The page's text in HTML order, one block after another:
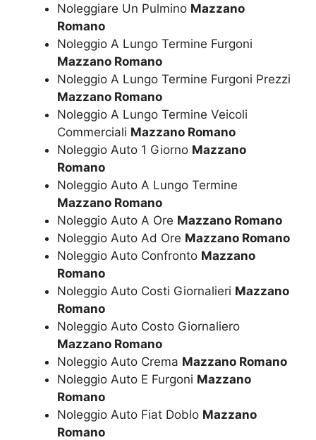
Noleggiare Un Pulmino Mazzano
Romano
Noleggio A Lungo Termine Furgoni
Mazzano Romano
Noleggio A Lungo Termine Furgoni Prezzi
Mazzano Romano
Noleggio A Lungo Termine Veicoli
Commerciali Mazzano Romano
Noleggio Auto 1 Giorno Mazzano
Romano
Noleggio Auto A Lungo Termine
Mazzano Romano
Noleggio Auto A Ore Mazzano Romano
Noleggio Auto Ad Ore Mazzano Romano
Noleggio Auto Confronto Mazzano
Romano
Noleggio Auto Costi Giornalieri Mazzano
Romano
Noleggio Auto Costo Giornaliero
Mazzano Romano
Noleggio Auto Crema Mazzano Romano
Noleggio Auto E Furgoni Mazzano
Romano
Noleggio Auto Fiat Doblo Mazzano
Romano